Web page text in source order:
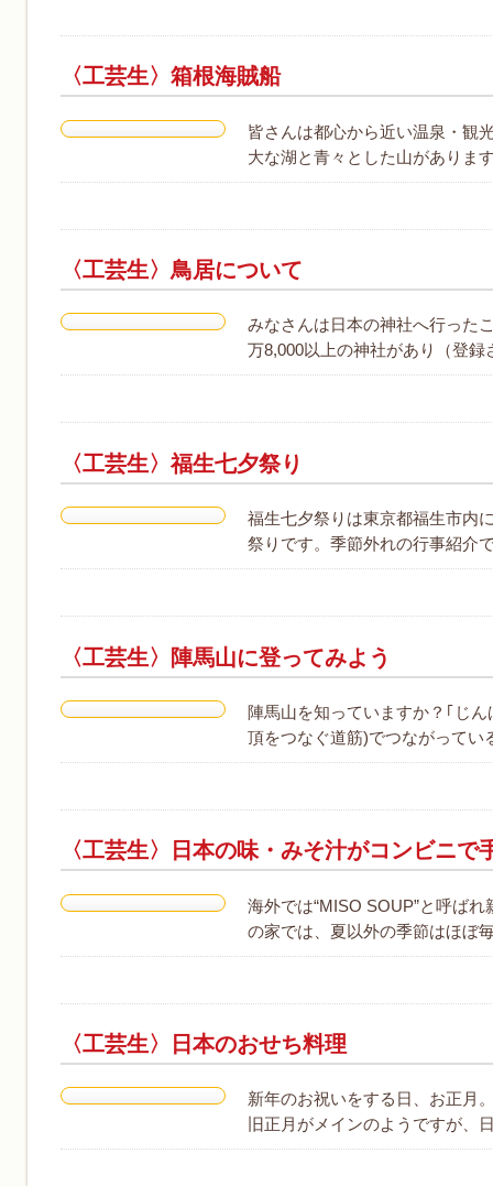
〈工芸生〉箱根海賊船
皆さんは都心から近い温泉・観
大な湖と青々とした山がありま
〈工芸生〉鳥居について
みなさんは日本の神社へ行った
万8,000以上の神社があり（登
〈工芸生〉福生七夕祭り
福生七夕祭りは東京都福生市内
祭りです。季節外れの行事紹介
〈工芸生〉陣馬山に登ってみよう
陣馬山を知っていますか？｢じ
頂をつなぐ道筋)でつながって
〈工芸生〉日本の味・みそ汁がコンビニで
海外では“MISO SOUP”と呼ば
の家では、夏以外の季節はほぼ
〈工芸生〉日本のおせち料理
新年のお祝いをする日、お正月
旧正月がメインのようですが